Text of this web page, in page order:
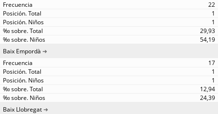
22
1
1
29,93
54,19
Baix Empordà
17
1
1
12,94
24,39
Baix Llobregat